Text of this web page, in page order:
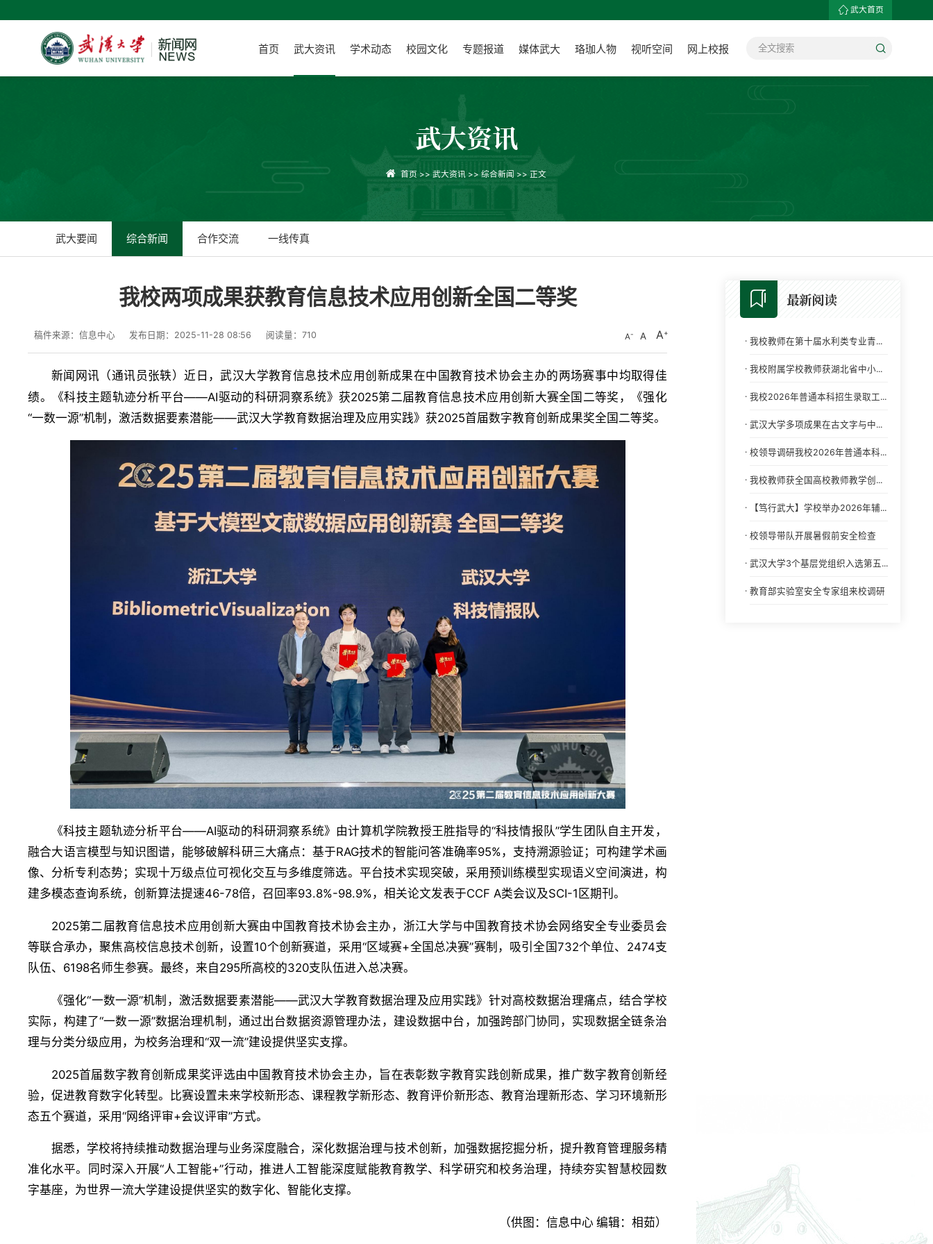
武大首页
首页 武大资讯 学术动态 校园文化 专题报道 媒体武大 珞珈人物 视听空间 网上校报
武大资讯
首页 >>武大资讯 >>综合新闻 >> 正文
武大要闻 综合新闻 合作交流 一线传真
我校两项成果获教育信息技术应用创新全国二等奖
稿件来源：信息中心 发布日期：2025-11-28 08:56 阅读量：710 A A A
新闻网讯（通讯员张轶）近日，武汉大学教育信息技术应用创新成果在中国教育技术协会主办的两场赛事中均取得佳
绩。《科技主题轨迹分析平台——AI驱动的科研洞察系统》获2025第二届教育信息技术应用创新大赛全国二等奖，《强化
“一数一源”机制，激活数据要素潜能——武汉大学教育数据治理及应用实践》获2025首届数字教育创新成果奖全国二等奖。
《科技主题轨迹分析平台——AI驱动的科研洞察系统》由计算机学院教授王胜指导的“科技情报队”学生团队自主开发，
融合大语言模型与知识图谱，能够破解科研三大痛点：基于RAG技术的智能问答准确率95%，支持溯源验证；可构建学术画
像、分析专利态势；实现十万级点位可视化交互与多维度筛选。平台技术实现突破，采用预训练模型实现语义空间演进，构
建多模态查询系统，创新算法提速46-78倍，召回率93.8%-98.9%，相关论文发表于CCF A类会议及SCI-1区期刊。
2025第二届教育信息技术应用创新大赛由中国教育技术协会主办，浙江大学与中国教育技术协会网络安全专业委员会
等联合承办，聚焦高校信息技术创新，设置10个创新赛道，采用“区域赛+全国总决赛”赛制，吸引全国732个单位、2474支
队伍、6198名师生参赛。最终，来自295所高校的320支队伍进入总决赛。
《强化“一数一源”机制，激活数据要素潜能——武汉大学教育数据治理及应用实践》针对高校数据治理痛点，结合学校
实际，构建了“一数一源”数据治理机制，通过出台数据资源管理办法，建设数据中台，加强跨部门协同，实现数据全链条治
理与分类分级应用，为校务治理和“双一流”建设提供坚实支撑。
2025首届数字教育创新成果奖评选由中国教育技术协会主办，旨在表彰数字教育实践创新成果，推广数字教育创新经
验，促进教育数字化转型。比赛设置未来学校新形态、课程教学新形态、教育评价新形态、教育治理新形态、学习环境新形
态五个赛道，采用“网络评审+会议评审”方式。
据悉，学校将持续推动数据治理与业务深度融合，深化数据治理与技术创新，加强数据挖掘分析，提升教育管理服务精
准化水平。同时深入开展“人工智能+”行动，推进人工智能深度赋能教育教学、科学研究和校务治理，持续夯实智慧校园数
字基座，为世界一流大学建设提供坚实的数字化、智能化支撑。
（供图：信息中心 编辑：相茹）
最新阅读
· 我校教师在第十届水利类专业青...
· 我校附属学校教师获湖北省中小...
· 我校2026年普通本科招生录取工...
· 武汉大学多项成果在古文字与中...
· 校领导调研我校2026年普通本科...
· 我校教师获全国高校教师教学创...
· 【笃行武大】学校举办2026年辅...
· 校领导带队开展暑假前安全检查
· 武汉大学3个基层党组织入选第五...
· 教育部实验室安全专家组来校调研